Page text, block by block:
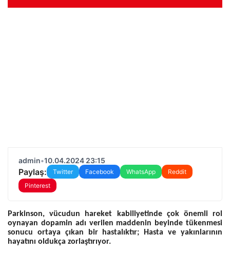
admin•10.04.2024 23:15
Paylaş: Twitter Facebook WhatsApp
Reddit
Pinterest
Parkinson, vücudun hareket kabiliyetinde çok önemli rol
oynayan dopamin adı verilen maddenin beyinde tükenmesi
sonucu ortaya çıkan bir hastalıktır; Hasta ve yakınlarının
hayatını oldukça zorlaştırıyor.